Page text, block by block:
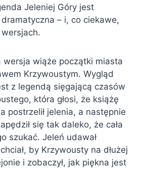
Jeleniej Góry jest
– i, co ciekawe,
wersja wiąże początki miasta
Krzywoustym. Wygląd
z legendą sięgającą czasów
która głosi, że książę
postrzelił jelenia, a następnie
się tak daleko, że cała
szukać. Jeleń udawał
by Krzywousty na dłużej
i zobaczył, jak piękna jest